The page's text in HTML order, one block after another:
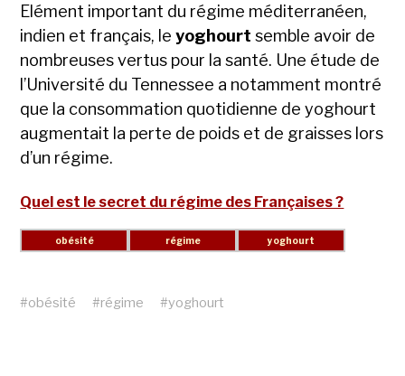
Elément important du régime méditerranéen,
indien et français, leyoghourt semble avoir de
nombreuses vertus pour la santé. Une étude de
l’Université du Tennessee a notamment montré
que la consommation quotidienne de yoghourt
augmentait la perte de poids et de graisses lors
d’un régime.
Quel est le secret du régime des Françaises ?
#obésité #régime #yoghourt